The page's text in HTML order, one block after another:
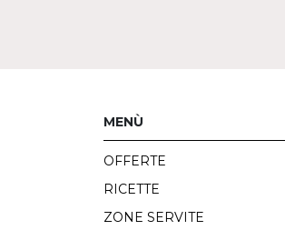
MENÙ
OFFERTE
RICETTE
ZONE SERVITE